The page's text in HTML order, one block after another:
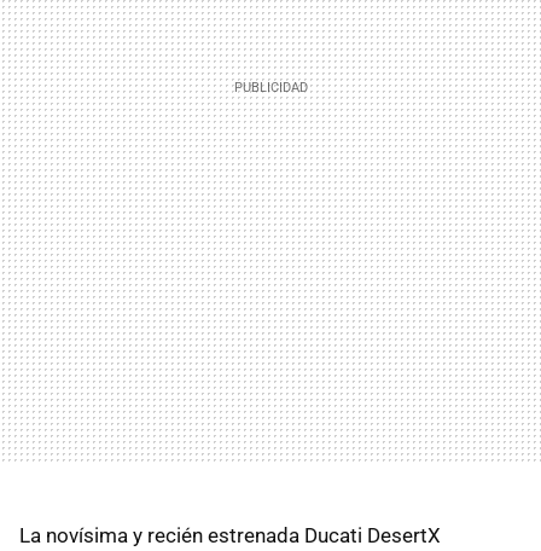
La novísima y recién estrenada Ducati DesertX